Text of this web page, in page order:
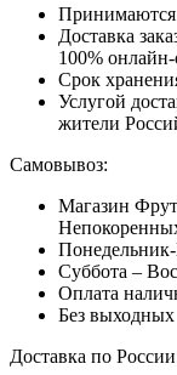
Принимаются
Доставка
100%
Срок
Услугой
жители
Самовывоз:
Магазин
Суббота –
Оплата
Без выходных
Доставка по